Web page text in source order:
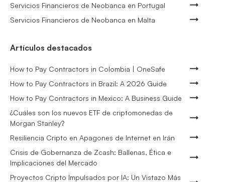
Servicios Financieros de Neobanca en Portugal
Servicios Financieros de Neobanca en Malta
Artículos destacados
How to Pay Contractors in Colombia | OneSafe
How to Pay Contractors in Brazil: A 2026 Guide
How to Pay Contractors in Mexico: A Business Guide
¿Cuáles son los nuevos ETF de criptomonedas de
Morgan Stanley?
Resiliencia Cripto en Apagones de Internet en Irán
Crisis de Gobernanza de Zcash: Ballenas, Ética e
Implicaciones del Mercado
Proyectos Cripto Impulsados por IA: Un Vistazo Más